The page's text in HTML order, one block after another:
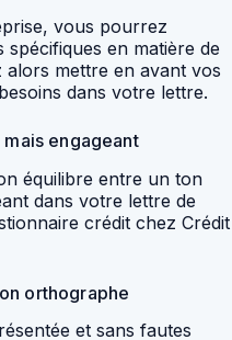
vous pourrez
spécifiques en matière de
mettre en avant vos
dans votre lettre.
engageant
équilibre entre un ton
dans votre lettre de
crédit chez Crédit
orthographe
et sans fautes